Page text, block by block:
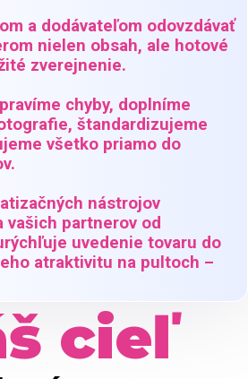
a dodávateľom odovzdávať
nielen obsah, ale hotové
zverejnenie.
chyby, doplníme
štandardizujeme
všetko priamo do
nástrojov
vašich partnerov od
uvedenie tovaru do
atraktivitu na pultoch –
cieľ